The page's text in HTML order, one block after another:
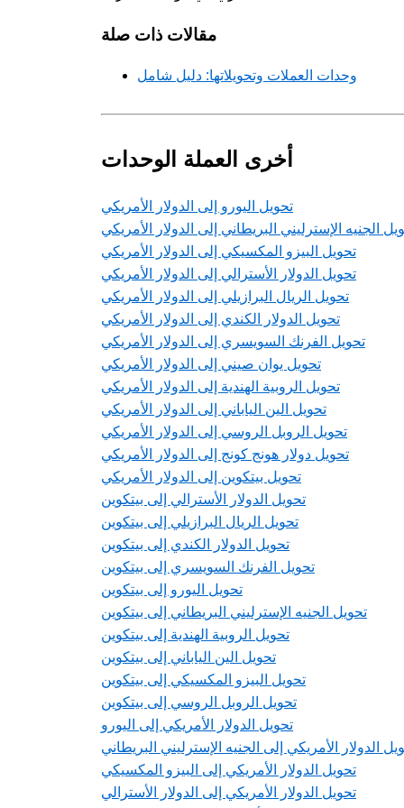
مقالات ذات صلة
وحدات العملات وتحويلاتها: دليل شامل
أخرى العملة الوحدات
تحويل اليورو إلى الدولار الأمريكي
الجنيه الإسترليني البريطاني إلى الدولار الأمريكي
تحويل البيزو المكسيكي إلى الدولار الأمريكي
تحويل الدولار الأسترالي إلى الدولار الأمريكي
تحويل الريال البرازيلي إلى الدولار الأمريكي
تحويل الدولار الكندي إلى الدولار الأمريكي
تحويل الفرنك السويسري إلى الدولار الأمريكي
تحويل يوان صيني إلى الدولار الأمريكي
تحويل الروبية الهندية إلى الدولار الأمريكي
تحويل الين الياباني إلى الدولار الأمريكي
تحويل الروبل الروسي إلى الدولار الأمريكي
تحويل دولار هونج كونج إلى الدولار الأمريكي
تحويل بيتكوين إلى الدولار الأمريكي
تحويل الدولار الأسترالي إلى بيتكوين
تحويل الريال البرازيلي إلى بيتكوين
تحويل الدولار الكندي إلى بيتكوين
تحويل الفرنك السويسري إلى بيتكوين
تحويل اليورو إلى بيتكوين
تحويل الجنيه الإسترليني البريطاني إلى بيتكوين
تحويل الروبية الهندية إلى بيتكوين
تحويل الين الياباني إلى بيتكوين
تحويل البيزو المكسيكي إلى بيتكوين
تحويل الروبل الروسي إلى بيتكوين
تحويل الدولار الأمريكي إلى اليورو
الدولار الأمريكي إلى الجنيه الإسترليني البريطاني
تحويل الدولار الأمريكي إلى البيزو المكسيكي
تحويل الدولار الأمريكي إلى الدولار الأسترالي